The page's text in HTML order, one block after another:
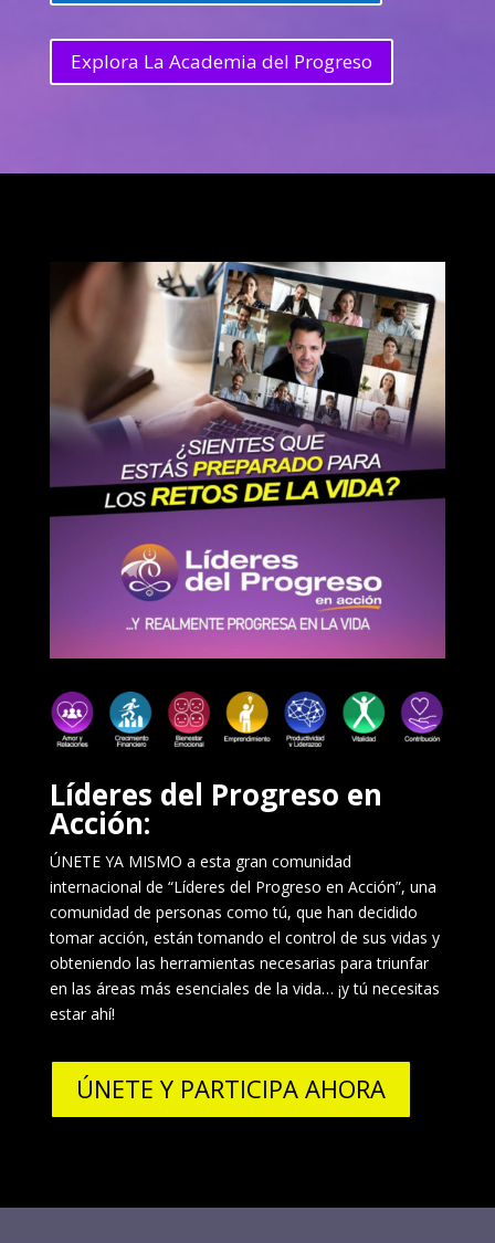
Explora La Academia del Progreso
Líderes del Progreso en
Acción:
ÚNETE YA MISMO a esta gran comunidad
internacional de “Líderes del Progreso en Acción”, una
comunidad de personas como tú, que han decidido
tomar acción, están tomando el control de sus vidas y
obteniendo las herramientas necesarias para triunfar
en las áreas más esenciales de la vida… ¡y tú necesitas
estar ahí!
ÚNETE Y PARTICIPA AHORA